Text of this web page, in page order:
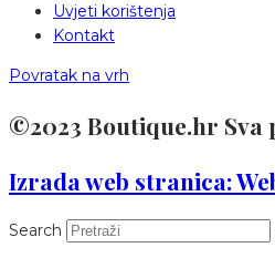
Uvjeti korištenja
Kontakt
Povratak na vrh
©2023 Boutique.hr
Izrada web stranica:
Search